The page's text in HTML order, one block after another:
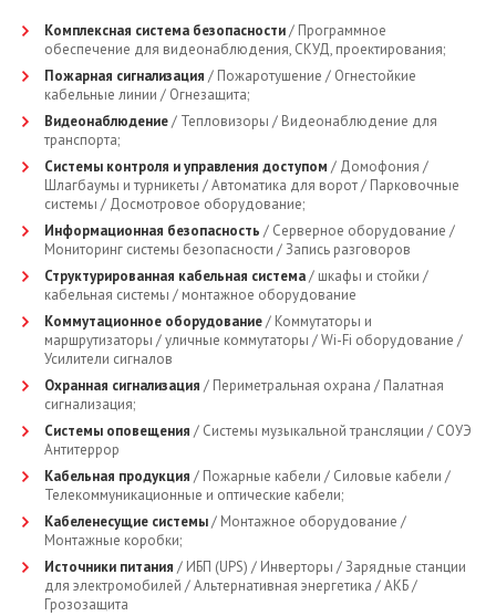
Комплексная система безопасности/ Программное
обеспечение для видеонаблюдения, СКУД, проектирования;
Пожарная сигнализация / Пожаротушение / Огнестойкие
кабельные линии / Огнезащита;
Видеонаблюдение/ Тепловизоры / Видеонаблюдение для
транспорта;
Системы контроля и управления доступом / Домофония /
Шлагбаумы и турникеты / Автоматика для ворот / Парковочные
системы / Досмотровое оборудование;
Информационная безопасность / Серверное оборудование /
Мониторинг системы безопасности / Запись разговоров
Структурированная кабельная система/ шкафы и стойки /
кабельная системы / монтажное оборудование
Коммутационное оборудование/ Коммутаторы и
маршрутизаторы / уличные коммутаторы / Wi-Fi оборудование /
Усилители сигналов
Охранная сигнализация / Периметральная охрана / Палатная
сигнализация;
Системы оповещения / Системы музыкальной трансляции / СОУЭ
Антитеррор
Кабельная продукция / Пожарные кабели / Силовые кабели /
Телекоммуникационные и оптические кабели;
Кабеленесущие системы/ Монтажное оборудование /
Монтажные коробки;
Источники питания / ИБП (UPS) / Инверторы / Зарядные станции
для электромобилей / Альтернативная энергетика / АКБ /
Грозозащита